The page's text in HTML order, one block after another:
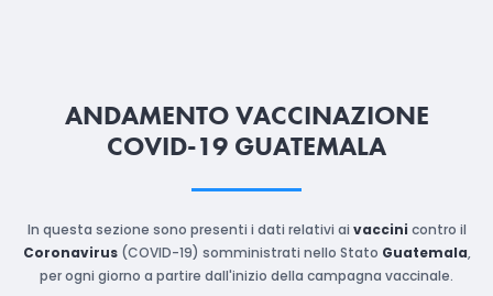
ANDAMENTO VACCINAZIONE
COVID-19 GUATEMALA
In questa sezione sono presenti i dati relativi ai vaccini contro il
Coronavirus(COVID-19) somministrati nello Stato Guatemala,
per ogni giorno a partire dall'inizio della campagna vaccinale.